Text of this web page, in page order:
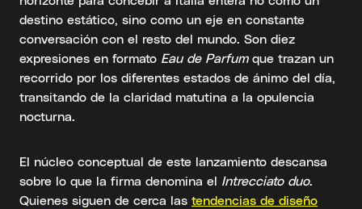
destino estático, sino como un eje en constante
conversación con el resto del mundo. Son diez
expresiones en formato Eau de Parfumque trazan un
recorrido por los diferentes estados de ánimo del día,
transitando de la claridad matutina a la opulencia
nocturna.
El núcleo conceptual de este lanzamiento descansa
sobre lo que la firma denomina el Intrecciato duo.
Quienes siguen de cerca las tendencias de diseño